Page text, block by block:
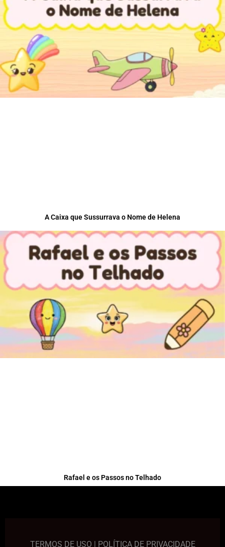
A Caixa que Sussurrava o Nome de Helena
Rafael e os Passos no Telhado
TERMOS DE USO | POLÍTICA DE PRIVACIDADE